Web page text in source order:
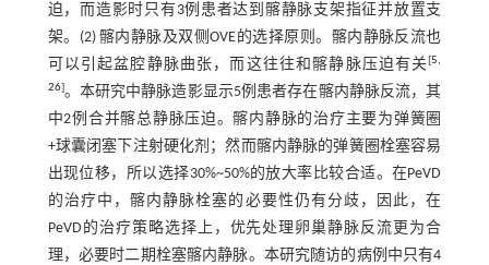
迫，而造影时只有3例患者达到髂静脉支架指征并放置支
架。(2) 髂内静脉及双侧OVE的选择原则。髂内静脉反流也
可以引起盆腔静脉曲张，而这往往和髂静脉压迫有关[5,
26]。本研究中静脉造影显示5例患者存在髂内静脉反流，其
中2例合并髂总静脉压迫。髂内静脉的治疗主要为弹簧圈
+球囊闭塞下注射硬化剂；然而髂内静脉的弹簧圈栓塞容易
出现位移，所以选择30%~50%的放大率比较合适。在PeVD
的治疗中，髂内静脉栓塞的必要性仍有分歧，因此，在
PeVD的治疗策略选择上，优先处理卵巢静脉反流更为合
理，必要时二期栓塞髂内静脉。本研究随访的病例中只有4